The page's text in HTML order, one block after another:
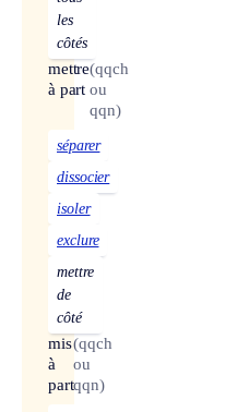
les
côtés
mettre
à part
(qqch
ou
qqn)
séparer
dissocier
isoler
exclure
mettre
de
côté
mis
à
part
(qqch
ou
qqn)